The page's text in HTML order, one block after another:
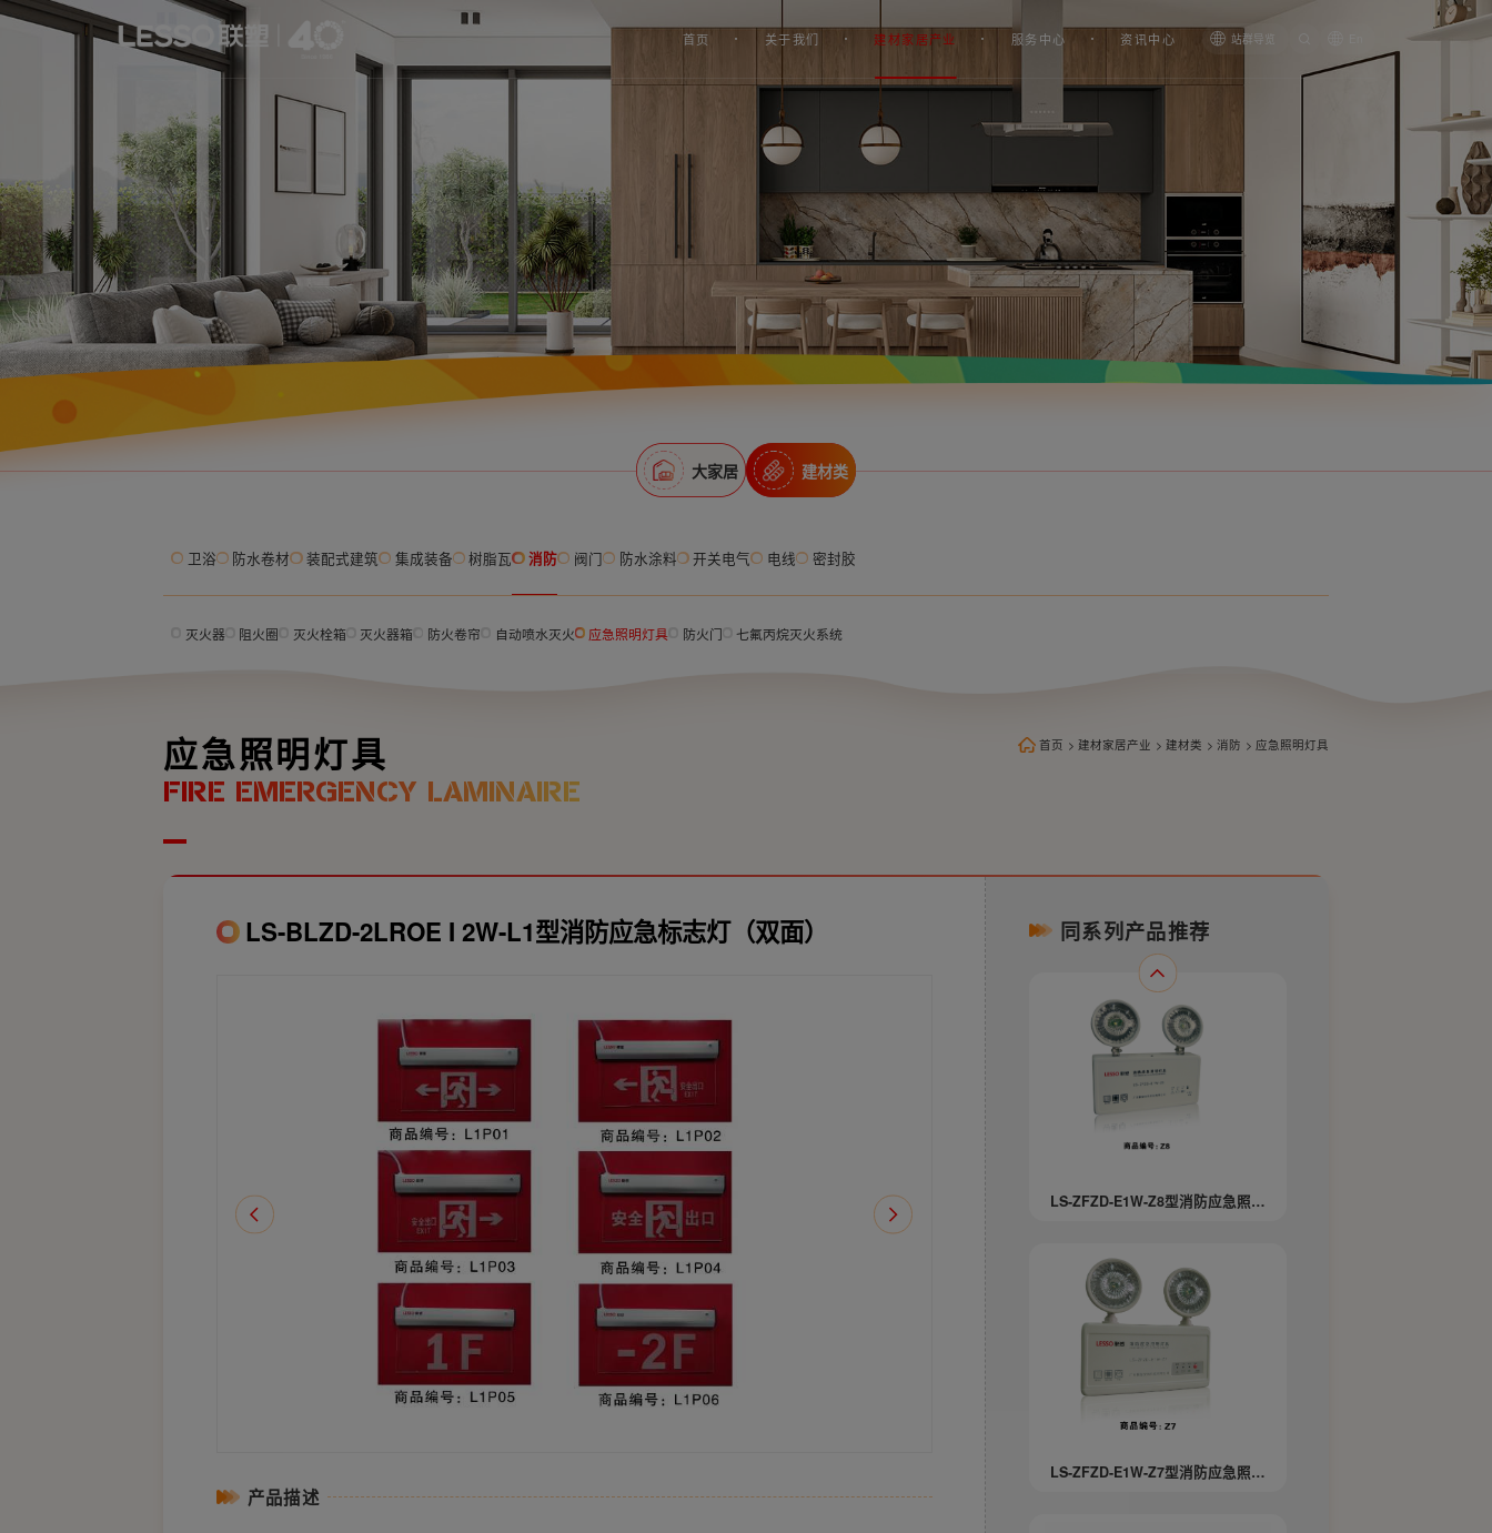
首页 关于我们 建材家居产业 服务中心 资讯中心 站群导览
大家居 建材类
卫浴 防水卷材 装配式建筑 集成装备 树脂瓦 消防 阀门 防水涂料 开关电气 电线 密封胶
灭火器 阻火圈 灭火栓箱 灭火器箱 防火卷帘 自动喷水灭火 应急照明灯具 防火门 七氟丙烷灭火系统
应急照明灯具
FIRE EMERGENCY LAMINAIRE
首页 > 建材家居产业 > 建材类 > 消防 > 应急照明灯具
LS-BLZD-2LROE I 2W-L1型消防应急标志灯（双面）
产品描述
同系列产品推荐
消防应急标志灯双面
LS-BLZD-2LROE I 2W-Q3型消防
LS-BLZD-1LROEI2W-B1型消防应
急标志灯（单面）
LS-ZFZD-E1W-Z8型消防应急照明
LS-ZFZD-E1W-Z7型消防应急照明